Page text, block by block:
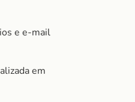
e e-mail
em